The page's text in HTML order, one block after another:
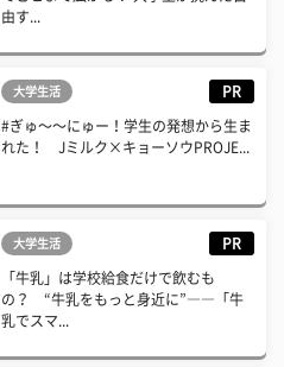
由す...
大学生活 PR
#ぎゅ〜〜にゅー！学生の発想から生ま
れた！ Jミルク×キョーソウPROJE...
大学生活 PR
「牛乳」は学校給食だけで飲むも
の？ “牛乳をもっと身近に”――「牛
乳でスマ...